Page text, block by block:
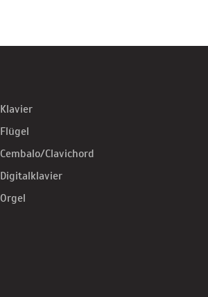
Klavier
Flügel
Cembalo/Clavichord
Digitalklavier
Orgel